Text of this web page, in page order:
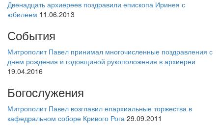
Двенадцать архиереев поздравили епископа Иринея с
юбилеем 11.06.2013
События
Митрополит Павел принимал многочисленные поздравления с
днем рождения и годовщиной рукоположения в архиереи
19.04.2016
Богослужения
Митрополит Павел возглавил епархиальные торжества в
кафедральном соборе Кривого Рога 29.09.2011